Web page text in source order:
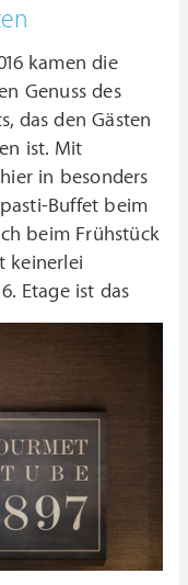
kamen die
Genuss des
das den Gästen
ist. Mit
in besonders
Buffet beim
beim Frühstück
keinerlei
Etage ist das